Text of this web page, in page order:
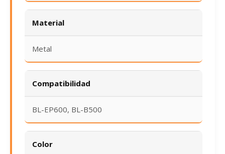
Material
Metal
Compatibilidad
BL-EP600, BL-B500
Color